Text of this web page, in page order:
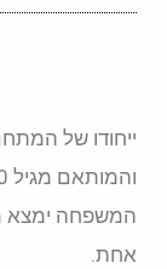
ייחודו של
המשפחה ימצא
אחת.